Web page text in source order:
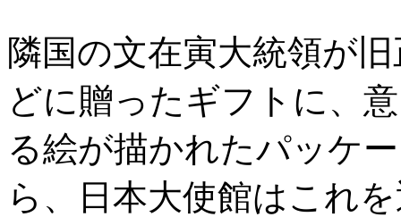
隣国の文在寅大統領が
どに贈ったギフトに、
る絵が描かれたパッケ
ら、日本大使館はこれ